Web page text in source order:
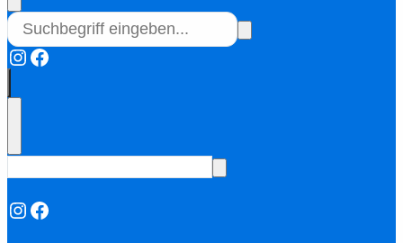
Instagram
Facebook
Instagram
Facebook